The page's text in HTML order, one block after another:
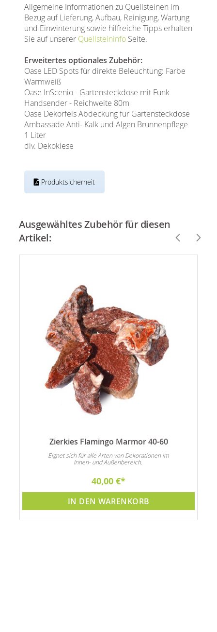
Allgemeine Informationen zu Quellsteinen im
Bezug auf Lieferung, Aufbau, Reinigung, Wartung
und Einwinterung sowie hilfreiche Tipps erhalten
Sie auf unserer Quellsteininfo Seite.
Erweitertes optionales Zubehör:
Oase LED Spots für direkte Beleuchtung: Farbe
Warmweiß
Oase InScenio - Gartensteckdose mit Funk
Handsender - Reichweite 80m
Oase Dekorfels Abdeckung für Gartensteckdose
Ambassade Anti- Kalk und Algen Brunnenpflege
1 Liter
div. Dekokiese
Produktsicherheit
Ausgewähltes Zubehör für diesen
Artikel:
Zierkies Flamingo Marmor 40-60
Eignet sich für alle Arten von Dekorationen im
Innen- und Außenbereich.
40,00 €
IN DEN WARENKORB